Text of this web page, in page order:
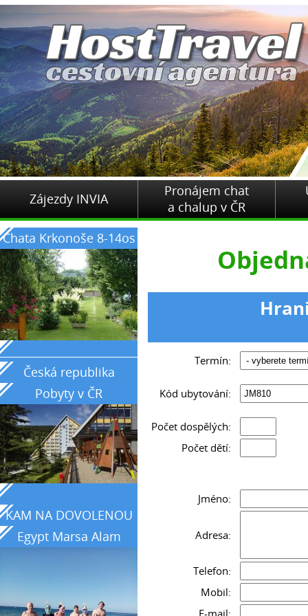
Zájezdy INVIA
Pronájem chat
a chalup v ČR
Chata Krkonoše 8-14os
_____________________________________________
Česká republika
Pobyty v ČR
KAM NA DOVOLENOU
Egypt Marsa Alam
Termín:
Kód ubytování:
Počet dospělých:
Počet dětí:
Jméno:
Adresa:
Telefon:
Mobil:
E-mail: